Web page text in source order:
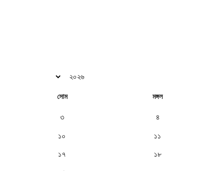
সোম মঙ্গল
৩ ৪
১০ ১১
১৭ ১৮